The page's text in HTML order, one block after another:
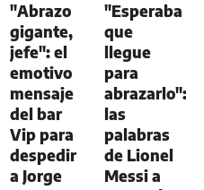
"Abrazo
gigante,
jefe": el
emotivo
mensaje
del bar
Vip para
despedir
a Jorge
"Esperaba
que
llegue
para
abrazarlo":
las
palabras
de Lionel
Messi a